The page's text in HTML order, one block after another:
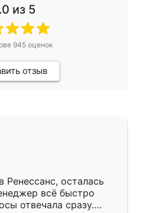
из 5
945оценок
отзыв
Ренессанс, осталась
всё быстро
отвечала сразу.